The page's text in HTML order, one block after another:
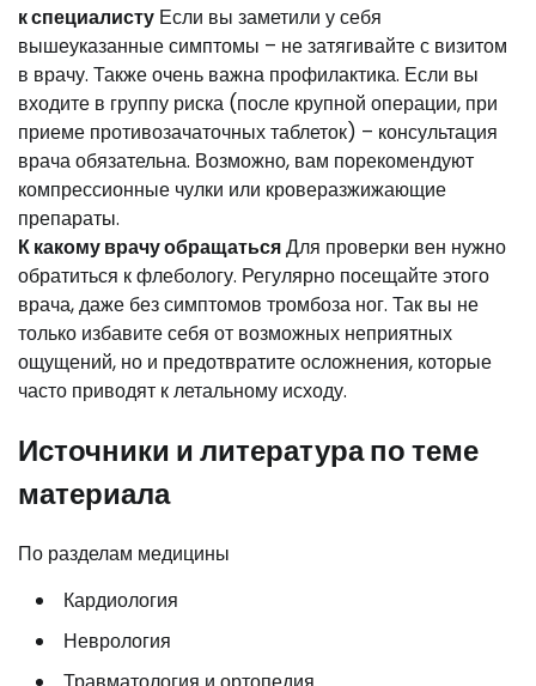
кспециалисту Если вы заметили у себя
вышеуказанные симптомы – не затягивайте с визитом
в врачу. Также очень важна профилактика. Если вы
входите в группу риска (после крупной операции, при
приеме противозачаточных таблеток) – консультация
врача обязательна. Возможно, вам порекомендуют
компрессионные чулки или кроверазжижающие
препараты.
К какому врачу обращатьсяДля проверки вен нужно
обратиться к флебологу. Регулярно посещайте этого
врача, даже без симптомов тромбоза ног. Так вы не
только избавите себя от возможных неприятных
ощущений, но и предотвратите осложнения, которые
часто приводят к летальному исходу.
Источники и литература по теме
материала
По разделам медицины
Кардиология
Неврология